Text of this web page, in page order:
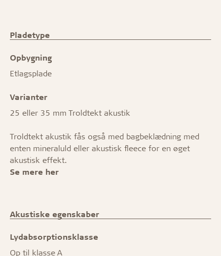
Pladetype
Opbygning
Etlagsplade
Varianter
25 eller 35 mm Troldtekt akustik
Troldtekt akustik fås også med bagbeklædning med
enten mineraluld eller akustisk fleece for en øget
akustisk effekt.
Se mere her
Akustiske egenskaber
Lydabsorptionsklasse
Op til klasse A